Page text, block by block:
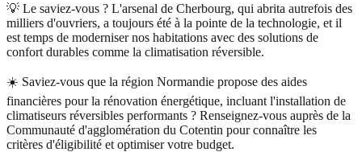
💡 Le saviez-vous ? L'arsenal de Cherbourg, qui abrita autrefois des
milliers d'ouvriers, a toujours été à la pointe de la technologie, et il
est temps de moderniser nos habitations avec des solutions de
confort durables comme la climatisation réversible.
☀️ Saviez-vous que la région Normandie propose des aides
financières pour la rénovation énergétique, incluant l'installation de
climatiseurs réversibles performants ? Renseignez-vous auprès de la
Communauté d'agglomération du Cotentin pour connaître les
critères d'éligibilité et optimiser votre budget.